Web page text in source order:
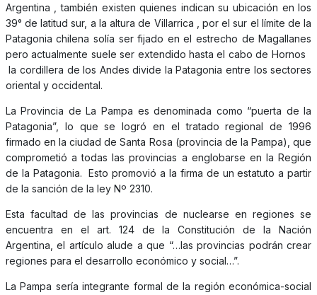
Argentina , también existen quienes indican su ubicación en los
39° de latitud sur, a la altura de Villarrica , por el sur el límite de la
Patagonia chilena solía ser fijado en el estrecho de Magallanes
pero actualmente suele ser extendido hasta el cabo de Hornos
la cordillera de los Andes divide la Patagonia entre los sectores
oriental y occidental.
La Provincia de La Pampa es denominada como “puerta de la
Patagonia”, lo que se logró en el tratado regional de 1996
firmado en la ciudad de Santa Rosa (provincia de la Pampa), que
comprometió a todas las provincias a englobarse en la Región
de la Patagonia. Esto promovió a la firma de un estatuto a partir
de la sanción de la ley Nº 2310.
Esta facultad de las provincias de nuclearse en regiones se
encuentra en el art. 124 de la Constitución de la Nación
Argentina, el artículo alude a que “…las provincias podrán crear
regiones para el desarrollo económico y social…”.
La Pampa sería integrante formal de la región económica-social